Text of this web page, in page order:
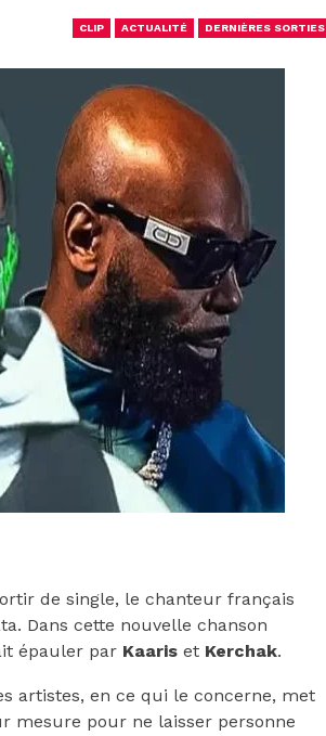
CLIP ACTUALITÉ DERNIÈRES SORTIES
de single, le chanteur français
Dans cette nouvelle chanson
épauler par Kaaris et Kerchak.
artistes, en ce qui le concerne, met
mesure pour ne laisser personne